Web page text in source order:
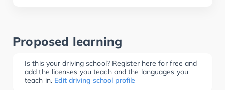
Proposed learning
Is this your driving school? Register here for free and
add the licenses you teach and the languages you
teach in. Edit driving school profile